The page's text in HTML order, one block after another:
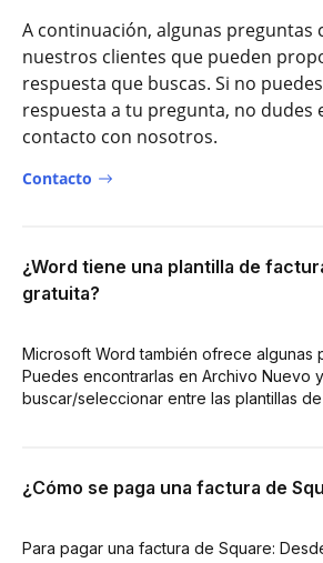
A continuación, algunas preguntas
nuestros clientes que pueden
respuesta que buscas. Si no
respuesta a tu pregunta, no dudes
contacto con nosotros.
Contacto
¿Word tiene una plantilla de
gratuita?
Microsoft Word también ofrece algunas
Puedes encontrarlas en Archivo Nuevo
buscar/seleccionar entre las plantillas
¿Cómo se paga una factura de
Para pagar una factura de Square: